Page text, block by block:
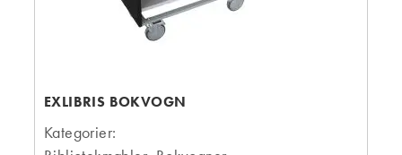
EXLIBRIS BOKVOGN
Kategorier: